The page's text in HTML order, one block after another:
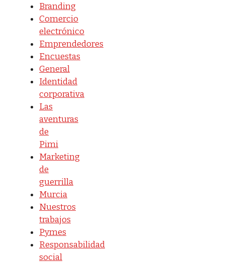
Branding
Comercio
electrónico
Emprendedores
Encuestas
General
Identidad
corporativa
Las
aventuras
de
Pimi
Marketing
de
guerrilla
Murcia
Nuestros
trabajos
Pymes
Responsabilidad
social